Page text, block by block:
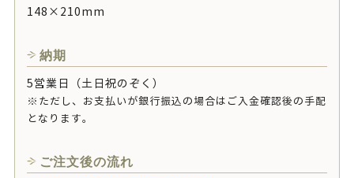
148×210mm
納期
5営業日（土日祝のぞく）
※ただし、お支払いが銀行振込の場合はご入金確認後の手配
となります。
ご注文後の流れ